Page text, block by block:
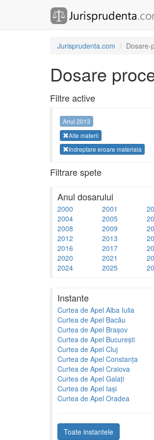
Jurisprudenta.com Dosare-
Dosare
Filtre active
Anul 2013
Alte materii
Indreptare eroare materiala
Filtrare spete
Anul dosarului
2000 2001
2004
2005
2008
2009
2012
2013
2016
2017
2020
2021
2024
2025
Instante
Curtea de Apel Alba Iulia
Curtea de Apel Bacău
Curtea de Apel Brașov
Curtea de Apel București
Curtea de Apel Cluj
Curtea de Apel Constanța
Curtea de Apel Craiova
Curtea de Apel Galați
Curtea de Apel Iași
Curtea de Apel Oradea
Toate instantele